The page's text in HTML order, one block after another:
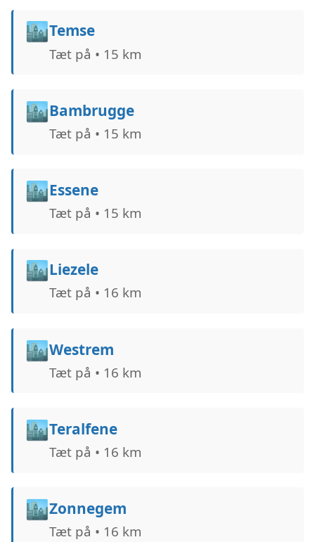
🏙️Temse
Tæt på • 15 km
🏙️Bambrugge
Tæt på • 15 km
🏙️Essene
Tæt på • 15 km
🏙️Liezele
Tæt på • 16 km
🏙️Westrem
Tæt på • 16 km
🏙️Teralfene
Tæt på • 16 km
🏙️Zonnegem
Tæt på • 16 km